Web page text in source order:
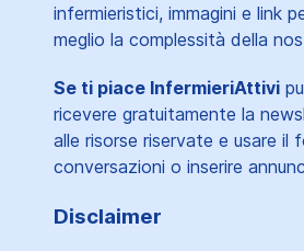
infermieristici, immagini e link
meglio la complessità della
Se ti piace InfermieriAttivi
ricevere gratuitamente la
alle risorse riservate e usare il
conversazioni o inserire
Disclaimer